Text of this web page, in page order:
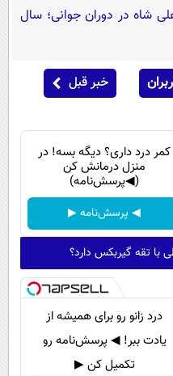
شاه در دوران جوانی؛ سال
خبر قبل
کمر درد داری؟ دیگه بسه! در
منزل درمانش کن
(◀پرسش‌نامه)
◀ پرسش‌نامه ▶
با تقه گیربکس دارد؟
درد زانو رو برای همیشه از
یادت ببر! ◀ پرسش‌نامه رو
تکمیل کن ▶